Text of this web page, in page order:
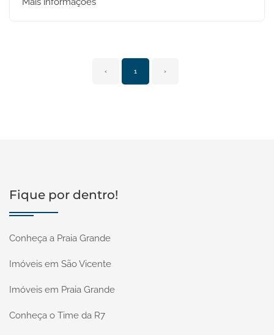
‹ 1 ›
Fique por dentro!
Conheça a Praia Grande
Imóveis em São Vicente
Imóveis em Praia Grande
Conheça o Time da R7